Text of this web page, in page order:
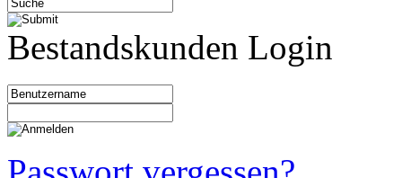
Bestandskunden Login